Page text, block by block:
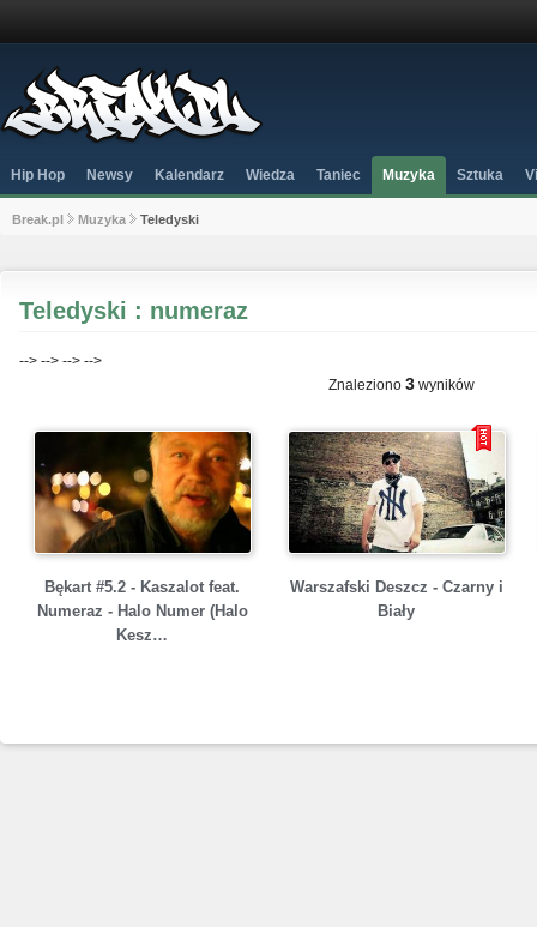
Hip Hop Newsy Kalendarz Wiedza Taniec Muzyka Sztuka
Break.pl Muzyka Teledyski
Teledyski : numeraz
--> --> --> -->
Znaleziono 3 wyników
Bękart #5.2 - Kaszalot feat.
Numeraz - Halo Numer (Halo
Kesz…
Warszafski Deszcz - Czarny i
Biały